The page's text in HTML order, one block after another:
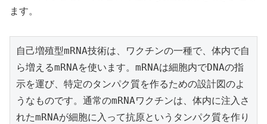
ます。
自己増殖型mRNA技術は、ワクチンの一種で、体内で自
ら増えるmRNAを使います。mRNAは細胞内でDNAの指
示を運び、特定のタンパク質を作るための設計図のよ
うなものです。通常のmRNAワクチンは、体内に注入さ
れたmRNAが細胞に入って抗原というタンパク質を作り